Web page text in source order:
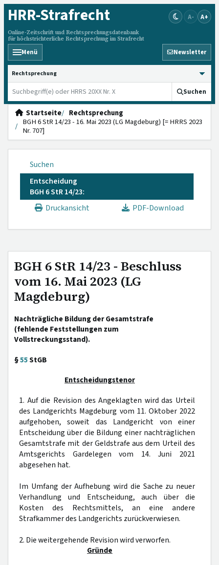
HRR-Strafrecht
Online-Zeitschrift und Rechtsprechungsdatenbank
für höchstrichterliche Rechtsprechung im Strafrecht
A- A+
Menü Newsletter
HRRS durchsuchen
Suchen
Startseite
Rechtsprechung
BGH 6 StR 14/23 - 16. Mai 2023 (LG Magdeburg) [= HRRS 2023
Nr. 707]
Suchen
Entscheidung
BGH 6 StR 14/23:
Druckansicht
PDF-Download
BGH 6 StR 14/23 - Beschluss
vom 16. Mai 2023 (LG
Magdeburg)
Nachträgliche Bildung der Gesamtstrafe
(fehlende Feststellungen zum
Vollstreckungsstand).
§55StGB
Entscheidungstenor
1. Auf die Revision des Angeklagten wird das Urteil
des Landgerichts Magdeburg vom 11. Oktober 2022
aufgehoben, soweit das Landgericht von einer
Entscheidung über die Bildung einer nachträglichen
Gesamtstrafe mit der Geldstrafe aus dem Urteil des
Amtsgerichts Gardelegen vom 14. Juni 2021
abgesehen hat.
Im Umfang der Aufhebung wird die Sache zu neuer
Verhandlung und Entscheidung, auch über die
Kosten des Rechtsmittels, an eine andere
Strafkammer des Landgerichts zurückverwiesen.
2. Die weitergehende Revision wird verworfen.
Gründe